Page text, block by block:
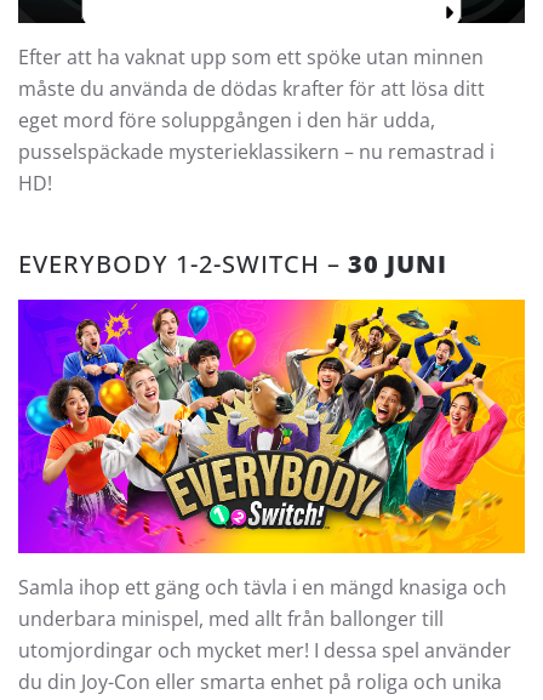
Efter att ha vaknat upp som ett spöke utan minnen
måste du använda de dödas krafter för att lösa ditt
eget mord före soluppgången i den här udda,
pusselspäckade mysterieklassikern – nu remastrad i
HD!
EVERYBODY 1-2-SWITCH – 30 JUNI
Samla ihop ett gäng och tävla i en mängd knasiga och
underbara minispel, med allt från ballonger till
utomjordingar och mycket mer! I dessa spel använder
du din Joy-Con eller smarta enhet på roliga och unika